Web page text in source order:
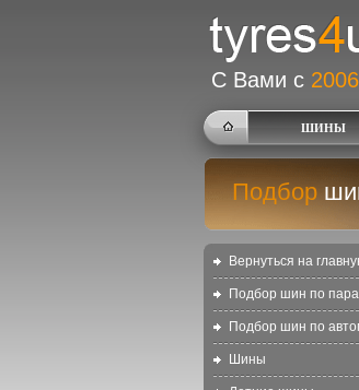
С Вами с 2006
ШИНЫ
Подбор
Вернуться на
Подбор шин по
Подбор шин по
Шины